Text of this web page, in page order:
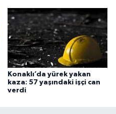
Konaklı’da yürek yakan
kaza: 57 yaşındaki işçi can
verdi